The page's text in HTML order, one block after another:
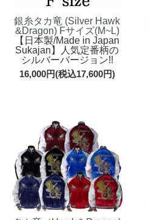
銀糸タカ竜 (Silver Hawk
&Dragon) Fサイズ(M~L)
【日本製/Made in Japan
Sukajan】人気定番柄の
シルバーバージョン!!
16,000円(税込17,600円)